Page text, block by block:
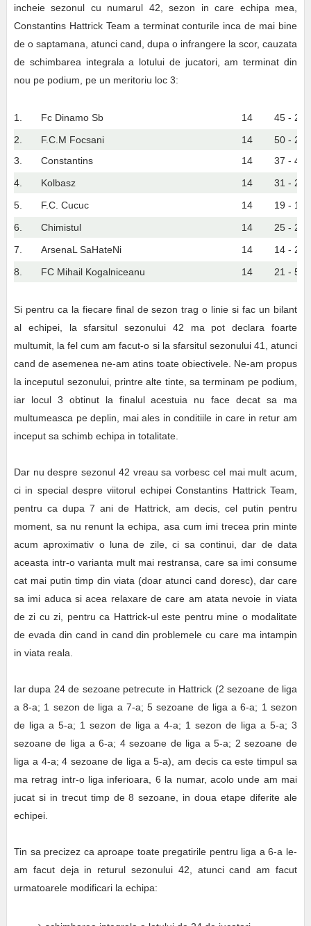
incheie sezonul cu numarul 42, sezon in care echipa mea,
Constantins Hattrick Team a terminat conturile inca de mai bine
de o saptamana, atunci cand, dupa o infrangere la scor, cauzata
de schimbarea integrala a lotului de jucatori, am terminat din
nou pe podium, pe un meritoriu loc 3:
1. Fc Dinamo Sb 14
45 - 25
2.
F.C.M Focsani 14
50 - 26
3.
Constantins 14
37 - 44
4.
Kolbasz 14
31 - 23
5.
F.C. Cucuc 14
19 - 18
6.
Chimistul 14
25 - 26
7.
ArsenaL SaHateNi 14
14 - 28
8.
FC Mihail Kogalniceanu 14 21 - 52
Si pentru ca la fiecare final de sezon trag o linie si fac un bilant
al echipei, la sfarsitul sezonului 42 ma pot declara foarte
multumit, la fel cum am facut-o si la sfarsitul sezonului 41, atunci
cand de asemenea ne-am atins toate obiectivele. Ne-am propus
la inceputul sezonului, printre alte tinte, sa terminam pe podium,
iar locul 3 obtinut la finalul acestuia nu face decat sa ma
multumeasca pe deplin, mai ales in conditiile in care in retur am
inceput sa schimb echipa in totalitate.
Dar nu despre sezonul 42 vreau sa vorbesc cel mai mult acum,
ci in special despre viitorul echipei Constantins Hattrick Team,
pentru ca dupa 7 ani de Hattrick, am decis, cel putin pentru
moment, sa nu renunt la echipa, asa cum imi trecea prin minte
acum aproximativ o luna de zile, ci sa continui, dar de data
aceasta intr-o varianta mult mai restransa, care sa imi consume
cat mai putin timp din viata (doar atunci cand doresc), dar care
sa imi aduca si acea relaxare de care am atata nevoie in viata
de zi cu zi, pentru ca Hattrick-ul este pentru mine o modalitate
de evada din cand in cand din problemele cu care ma intampin
in viata reala.
Iar dupa 24 de sezoane petrecute in Hattrick (2 sezoane de liga
a 8-a; 1 sezon de liga a 7-a; 5 sezoane de liga a 6-a; 1 sezon
de liga a 5-a; 1 sezon de liga a 4-a; 1 sezon de liga a 5-a; 3
sezoane de liga a 6-a; 4 sezoane de liga a 5-a; 2 sezoane de
liga a 4-a; 4 sezoane de liga a 5-a), am decis ca este timpul sa
ma retrag intr-o liga inferioara, 6 la numar, acolo unde am mai
jucat si in trecut timp de 8 sezoane, in doua etape diferite ale
echipei.
Tin sa precizez ca aproape toate pregatirile pentru liga a 6-a le-
am facut deja in returul sezonului 42, atunci cand am facut
urmatoarele modificari la echipa: